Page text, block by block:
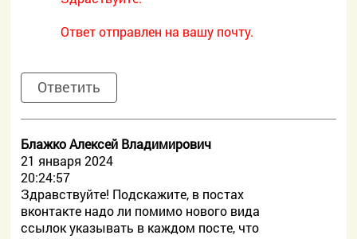
Ответ отправлен на вашу почту.
Ответить
Блажко Алексей Владимирович
21 января 2024
20:24:57
Здравствуйте! Подскажите, в постах
вконтакте надо ли помимо нового вида
ссылок указывать в каждом посте, что